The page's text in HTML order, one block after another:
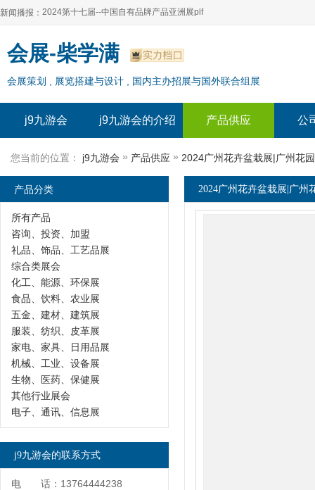
新闻播报：
2024上海自有品牌展--百货展|食品展 零售展|oem展
2024全球自有--品牌产品亚洲展（plf）
2024上海自有品牌展--2024上海oem 贴牌代加工展
2024第十七届--中国自有品牌产品亚洲展plf
2024全球自有--品牌产品亚洲展（plf）
2024年上海--第17届自有品牌展
会展-柴学满
会展策划 , 展览搭建与设计 , 国内主办招展与国外联合组展
j9九游会 j9九游会的介绍 产品供应 公
您当前的位置： j9九游会 » 产品供应 » 2024广州花卉盆栽展|广州花
2024广州花卉盆栽展|广州
产品分类
所有产品
咨询、投资、加盟
礼品、饰品、工艺品展
综合类展会
化工、能源、环保展
食品、饮料、农业展
五金、建材、建筑展
服装、纺织、皮革展
家电、家具、日用品展
机械、工业、设备展
生物、医药、保健展
其他行业展会
电子、通讯、信息展
j9九游会的联系方式
电 话：13764444238